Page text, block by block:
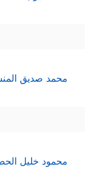
محمد صديق
محمود خليل